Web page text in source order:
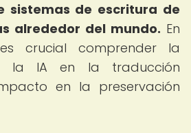
sistemas de escritura de
alrededor del mundo. En
crucial comprender la
la IA en la traducción
en la preservación